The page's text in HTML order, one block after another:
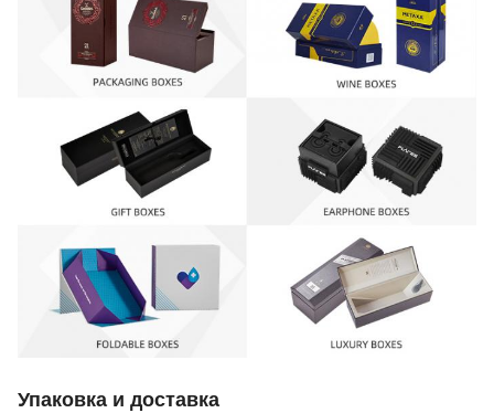
Упаковка и доставка